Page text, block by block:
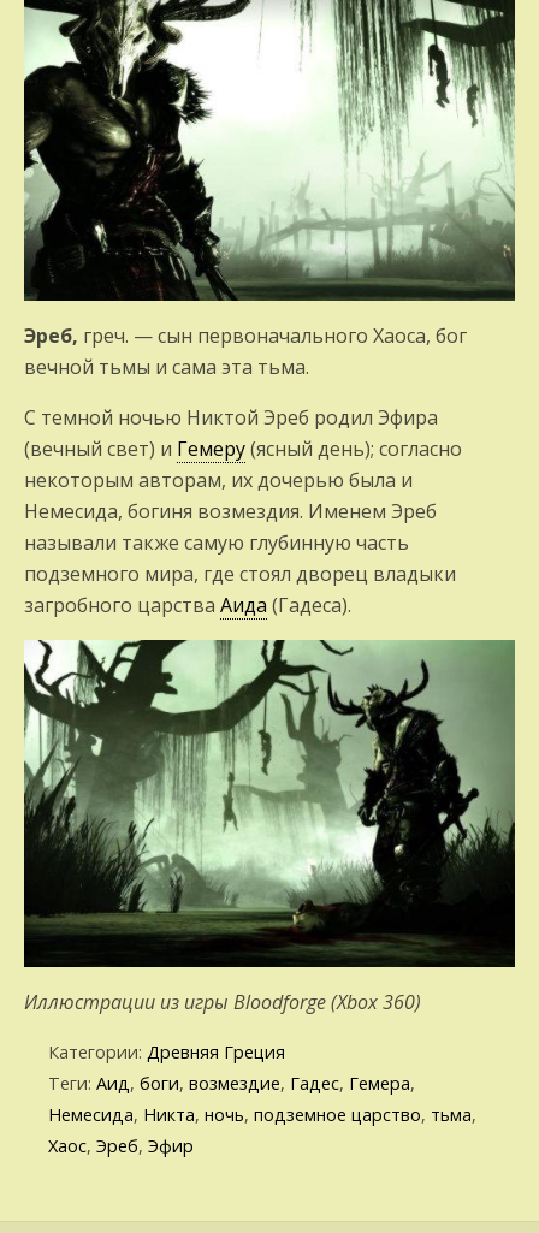
Эреб, греч. — сын первоначального Ха­оса, бог
вечной тьмы и сама эта тьма.
С темной ночью Никтой Эреб родил Эфира
(вечный свет) и Гемеру(ясный день); со­гласно
некоторым авторам, их дочерью была и
Немесида, богиня возмездия. Име­нем Эреб
называли также самую глубинную часть
подземного мира, где стоял дворец владыки
загробного царства Аида (Гадеса).
Иллюстрации из игры Bloodforge (Xbox 360)
Категории: Древняя Греция
Теги: Аид, боги, возмездие, Гадес, Гемера,
Немесида, Никта, ночь, подземное царство, тьма,
Хаос, Эреб, Эфир